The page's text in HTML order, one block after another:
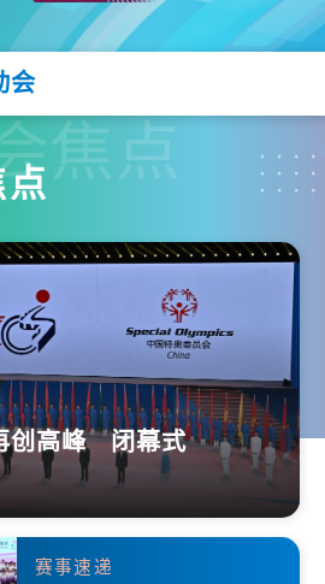
会
焦点
创高峰 闭幕式
赛事速递